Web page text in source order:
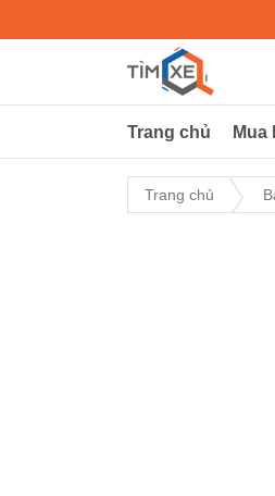
Trang chủ Mua
Trang chủ